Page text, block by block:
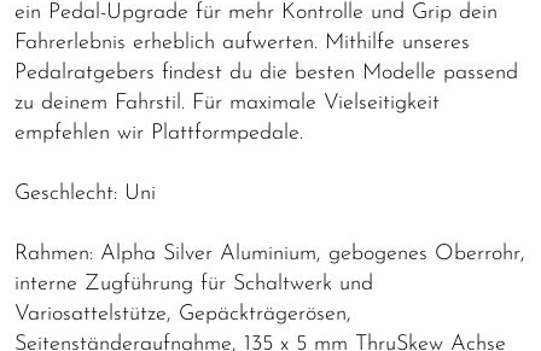
ein Pedal-Upgrade für mehr Kontrolle und Grip dein
Fahrerlebnis erheblich aufwerten. Mithilfe unseres
Pedalratgebers findest du die besten Modelle passend
zu deinem Fahrstil. Für maximale Vielseitigkeit
empfehlen wir Plattformpedale.
Geschlecht: Uni
Rahmen: Alpha Silver Aluminium, gebogenes Oberrohr,
interne Zugführung für Schaltwerk und
Variosattelstütze, Gepäckträgerösen,
Seitenständeraufnahme, 135 x 5 mm ThruSkew Achse